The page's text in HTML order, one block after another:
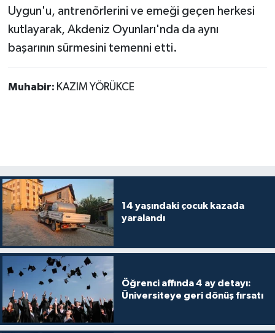
Uygun'u, antrenörlerini ve emeği geçen herkesi
kutlayarak, Akdeniz Oyunları'nda da aynı
başarının sürmesini temenni etti.
Muhabir: KAZIM YÖRÜKCE
14 yaşındaki çocuk kazada
yaralandı
Öğrenci affında 4 ay detayı:
Üniversiteye geri dönüş fırsatı